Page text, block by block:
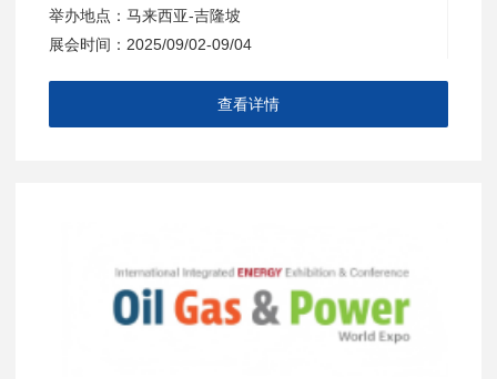
举办地点：马来西亚-吉隆坡
展会时间：2025/09/02-09/04
查看详情